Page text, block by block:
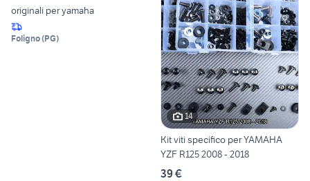
originali per yamaha
Foligno(PG)
14
Kit viti specifico per YAMAHA
YZF R125 2008 - 2018
39 €